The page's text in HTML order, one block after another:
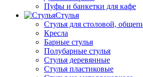
Пуфы и банкетки для кафе
Стулья
Стулья для столовой,
Кресла
Барные стулья
Полубарные стулья
Стулья деревянные
Стулья пластиковые